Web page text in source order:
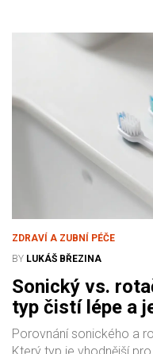
ZDRAVÍ A ZUBNÍ PÉČE
BY LUKÁŠ BŘEZINA
Sonický vs.
typ čistí lépe a
Curaprox?
Porovnání sonického a